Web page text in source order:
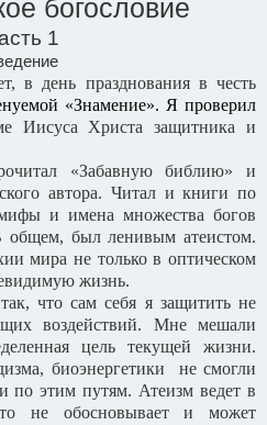
богословие
1
в день празднования в честь
«Знамение». Я проверил
Иисуса Христа защитника и
«Забавную библию» и
автора. Читал и книги по
и имена множества богов
общем, был ленивым атеистом.
мира не только в оптическом
жизнь.
что сам себя я защитить не
воздействий. Мне мешали
цель текущей жизни.
биоэнергетики не смогли
по этим путям. Атеизм ведет в
не обосновывает и может